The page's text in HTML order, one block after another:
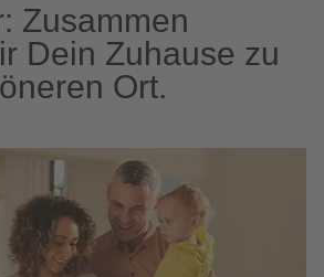
Zusammen
Dein Zuhause zu
Ort.